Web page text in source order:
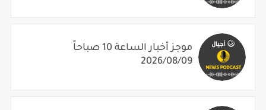
موجز أخبار الساعة 10 صباحاً
2026/08/09